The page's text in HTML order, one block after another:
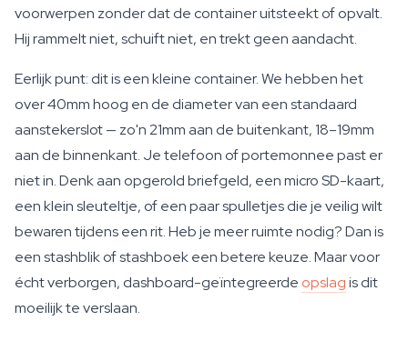
voorwerpen zonder dat de container uitsteekt of opvalt.
Hij rammelt niet, schuift niet, en trekt geen aandacht.
Eerlijk punt: dit is een kleine container. We hebben het
over 40mm hoog en de diameter van een standaard
aanstekerslot — zo'n 21mm aan de buitenkant, 18–19mm
aan de binnenkant. Je telefoon of portemonnee past er
niet in. Denk aan opgerold briefgeld, een micro SD-kaart,
een klein sleuteltje, of een paar spulletjes die je veilig wilt
bewaren tijdens een rit. Heb je meer ruimte nodig? Dan is
een stashblik of stashboek een betere keuze. Maar voor
écht verborgen, dashboard-geïntegreerde opslagis dit
moeilijk te verslaan.